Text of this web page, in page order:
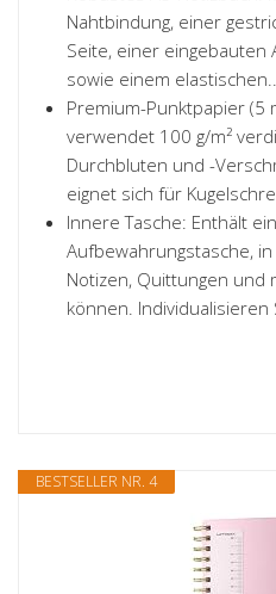
Nahtbindung, einer
Seite, einer eingebauten
sowie einem
Premium-Punktpapier (5
verwendet 100 g/m²
Durchbluten und -
eignet sich für
Innere Tasche: Enthält
Aufbewahrungstasche,
Notizen, Quittungen und
können. Individualisieren
BESTSELLER NR. 4